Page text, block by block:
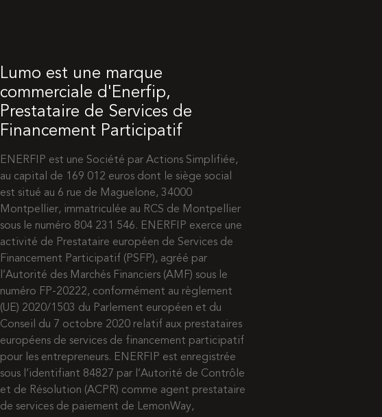
Lumo est une marque
commerciale d'Enerfip,
Prestataire de Services de
Financement Participatif
ENERFIP est une Société par Actions Simplifiée,
au capital de 169 012 euros dont le siège social
est situé au 6 rue de Maguelone, 34000
Montpellier, immatriculée au RCS de Montpellier
sous le numéro 804 231 546. ENERFIP exerce une
activité de Prestataire européen de Services de
Financement Participatif (PSFP), agréé par
l’Autorité des Marchés Financiers (AMF) sous le
numéro FP-20222, conformément au règlement
(UE) 2020/1503 du Parlement européen et du
Conseil du 7 octobre 2020 relatif aux prestataires
européens de services de financement participatif
pour les entrepreneurs. ENERFIP est enregistrée
sous l’identifiant 84827 par l’Autorité de Contrôle
et de Résolution (ACPR) comme agent prestataire
de services de paiement de LemonWay,